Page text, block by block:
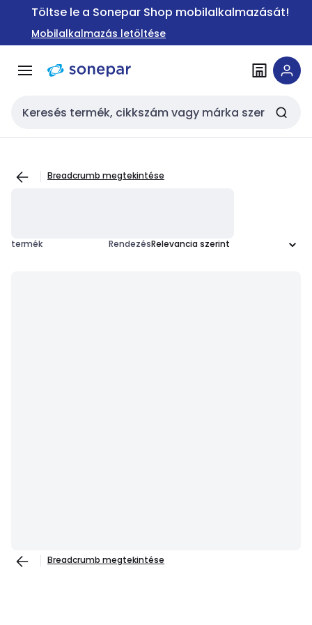
Ugrás a
Ugrás a
tartalomra
Töltse le a Sonepar Shop mobilalkalmazását!
Mobilalkalmazás letöltése
Keresési bemenet
Breadcrumb megtekintése
termék Rendezés
Breadcrumb megtekintése